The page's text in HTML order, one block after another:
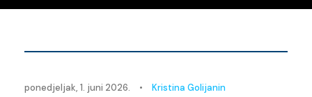
ponedjeljak, 1. juni 2026. • Kristina Golijanin